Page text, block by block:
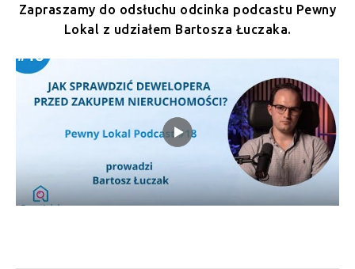
Zapraszamy do odsłuchu odcinka podcastu Pewny
Lokal z udziałem Bartosza Łuczaka.